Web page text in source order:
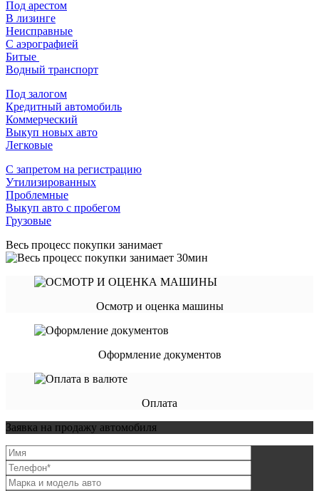
Под арестом
В лизинге
Неисправные
С аэрографией
Битые
Водный транспорт
Под залогом
Кредитный автомобиль
Коммерческий
Выкуп новых авто
Легковые
С запретом на регистрацию
Утилизированных
Проблемные
Выкуп авто с пробегом
Грузовые
Весь процесс покупки занимает
Осмотр и оценка машины
Оформление документов
Оплата
Заявка на продажу автомобиля